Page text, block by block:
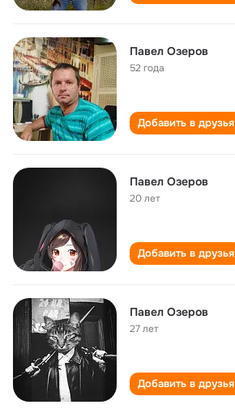
Павел Озеров
52 года
Добавить в друзья
Павел Озеров
20 лет
Добавить в друзья
Павел Озеров
27 лет
Добавить в друзья